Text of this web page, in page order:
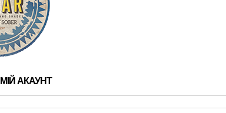
МІЙ АКАУНТ